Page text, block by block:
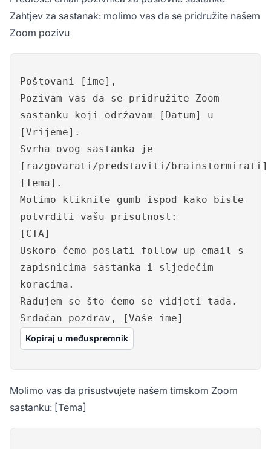
Zahtjev za sastanak: molimo vas da se pridružite našem
Zoom pozivu
Poštovani [ime],
Pozivam vas da se pridružite Zoom
sastanku koji održavam [Datum] u
[Vrijeme].
Svrha ovog sastanka je
[razgovarati/predstaviti/brainstormirati]
[Tema].
Molimo kliknite gumb ispod kako biste
potvrdili vašu prisutnost:
[CTA]
Uskoro ćemo poslati follow-up email s
zapisnicima sastanka i sljedećim
koracima.
Radujem se što ćemo se vidjeti tada.
Srdačan pozdrav, [Vaše ime]
Kopiraj u međuspremnik
Molimo vas da prisustvujete našem timskom Zoom
sastanku: [Tema]